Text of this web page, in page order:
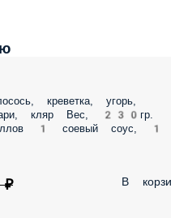
креветка, угорь,
кляр Вес, 230гр.
1 соевый соус, 1
В